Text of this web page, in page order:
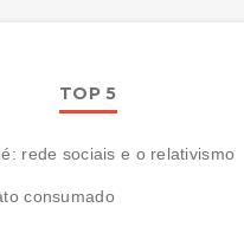
TOP 5
rede sociais e o relativismo
consumado